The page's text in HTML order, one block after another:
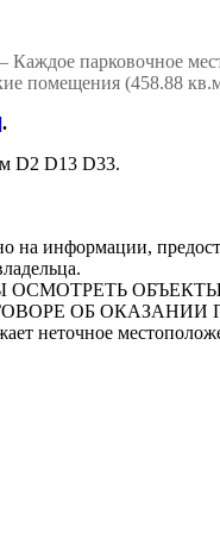
парковочное
помещения (458.88
.
D2 D13 D33.
информации,
ОСМОТРЕТЬ
ОБ ОКАЗАНИИ
неточное